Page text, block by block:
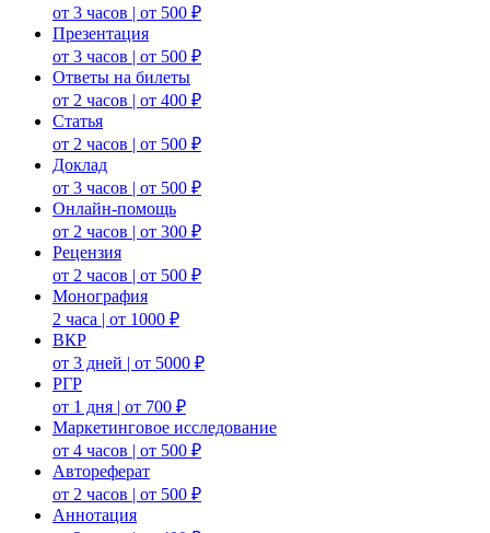
от 3 часов | от 500 ₽
Презентация
от 3 часов | от 500 ₽
Ответы на билеты
от 2 часов | от 400 ₽
Статья
от 2 часов | от 500 ₽
Доклад
от 3 часов | от 500 ₽
Онлайн-помощь
от 2 часов | от 300 ₽
Рецензия
от 2 часов | от 500 ₽
Монография
2 часа | от 1000 ₽
ВКР
от 3 дней | от 5000 ₽
РГР
от 1 дня | от 700 ₽
Маркетинговое исследование
от 4 часов | от 500 ₽
Автореферат
от 2 часов | от 500 ₽
Аннотация